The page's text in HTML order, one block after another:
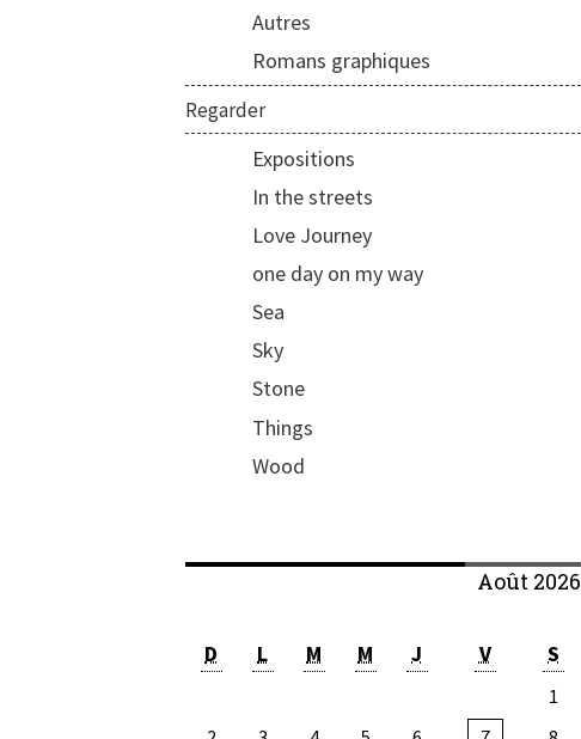
Autres
Romans graphiques
Regarder
Expositions
In the streets
Love Journey
one day on my way
Sea
Sky
Stone
Things
Wood
Août 2026
D L M M J V S
1